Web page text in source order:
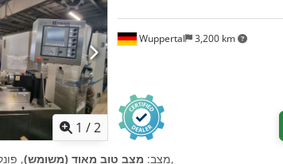
1 /2
Wuppertal 3,200 km
מצב: מצב טוב מאוד (משומש), ,